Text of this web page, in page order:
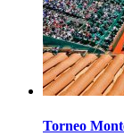
Torneo